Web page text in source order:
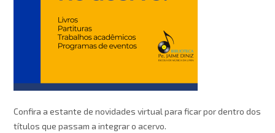
Confira a estante de novidades virtual para ficar por dentro dos
títulos que passam a integrar o acervo.